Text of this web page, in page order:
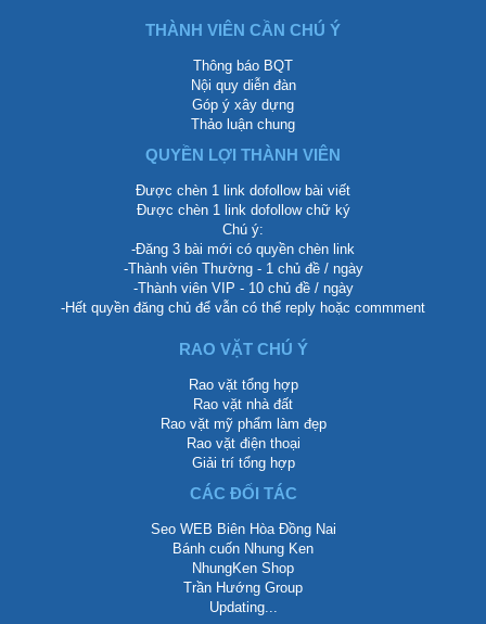
THÀNH VIÊN CẦN CHÚ Ý
Thông báo BQT
Nội quy diễn đàn
Góp ý xây dựng
Thảo luận chung
QUYỀN LỢI THÀNH VIÊN
Được chèn 1 link dofollow bài viết
Được chèn 1 link dofollow chữ ký
Chú ý:
-Đăng 3 bài mới có quyền chèn link
-Thành viên Thường - 1 chủ đề / ngày
-Thành viên VIP - 10 chủ đề / ngày
-Hết quyền đăng chủ để vẫn có thể reply hoặc commment
RAO VẶT CHÚ Ý
Rao vặt tổng hợp
Rao vặt nhà đất
Rao vặt mỹ phẩm làm đẹp
Rao vặt điện thoại
Giải trí tổng hợp
CÁC ĐỐI TÁC
Seo WEB Biên Hòa Đồng Nai
Bánh cuốn Nhung Ken
NhungKen Shop
Trần Hướng Group
Updating...